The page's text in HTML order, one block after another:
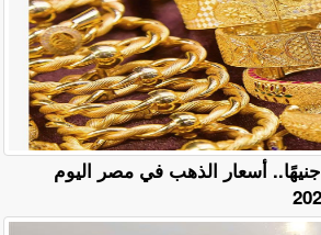
عيار 24 يسجل 6834 جنيهًا.. أسعار الذهب في مصر اليوم